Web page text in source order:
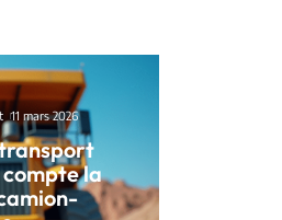
11 mars 2026
la